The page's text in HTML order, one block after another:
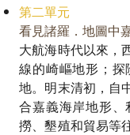
第二單元
看見諸羅．地圖中
大航海時代以來，
線的崎嶇地形；
地。明末清初，自
合嘉義海岸地形
撈、墾殖和貿易等